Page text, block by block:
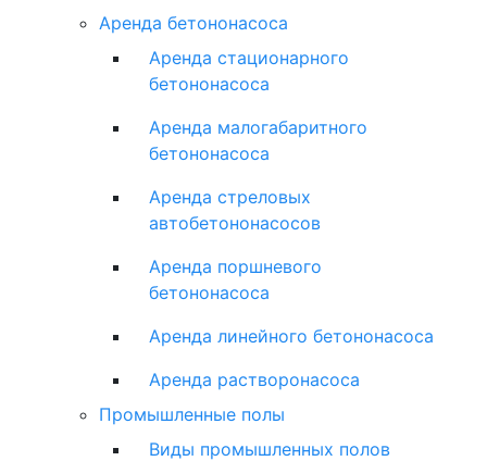
Аренда бетононасоса
Аренда стационарного
бетононасоса
Аренда малогабаритного
бетононасоса
Аренда стреловых
автобетононасосов
Аренда поршневого
бетононасоса
Аренда линейного бетононасоса
Аренда растворонасоса
Промышленные полы
Виды промышленных полов